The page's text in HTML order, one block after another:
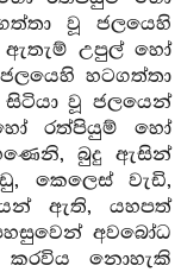
වූ ජලයෙහි
ඇතැම් උපුල් හෝ
හටගත්තා
වූ ජලයෙන්
රත්පියුම් හෝ
බුදු ඇසින්
කෙලෙස් වැඩි,
ඇති, යහපත්
අවබෝධ
කරවිය නොහැකි